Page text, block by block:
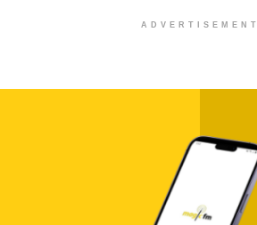
ADVERTISEMENT